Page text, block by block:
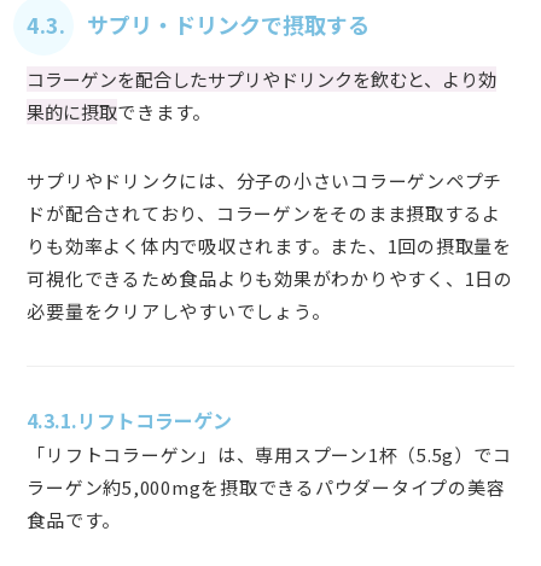
4.3. サプリ・ドリンクで摂取する
コラーゲンを配合したサプリやドリンクを飲むと、より効
果的に摂取できます。
サプリやドリンクには、分子の小さいコラーゲンペプチ
ドが配合されており、コラーゲンをそのまま摂取するよ
りも効率よく体内で吸収されます。また、1回の摂取量を
可視化できるため食品よりも効果がわかりやすく、1日の
必要量をクリアしやすいでしょう。
4.3.1.リフトコラーゲン
「リフトコラーゲン」は、専用スプーン1杯（5.5g）でコ
ラーゲン約5,000mgを摂取できるパウダータイプの美容
食品です。